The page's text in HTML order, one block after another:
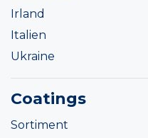
Irland
Italien
Ukraine
Coatings
Sortiment